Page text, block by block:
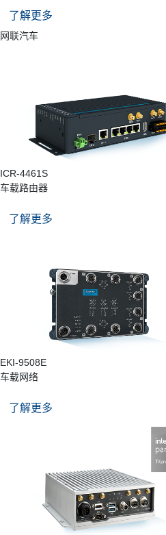
了解更多
网联汽车
ICR-4461S
车载路由器
了解更多
EKI-9508E
车载网络
了解更多